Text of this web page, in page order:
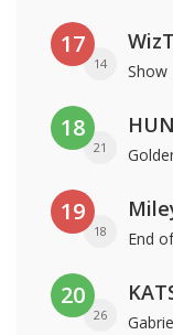
17
14 Show
18
21
19
18 End
20
26